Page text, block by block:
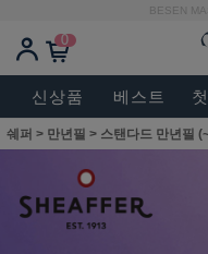
BESEN
0
신상품 베스트
쉐퍼 > 만년필 > 스탠다드 만년필